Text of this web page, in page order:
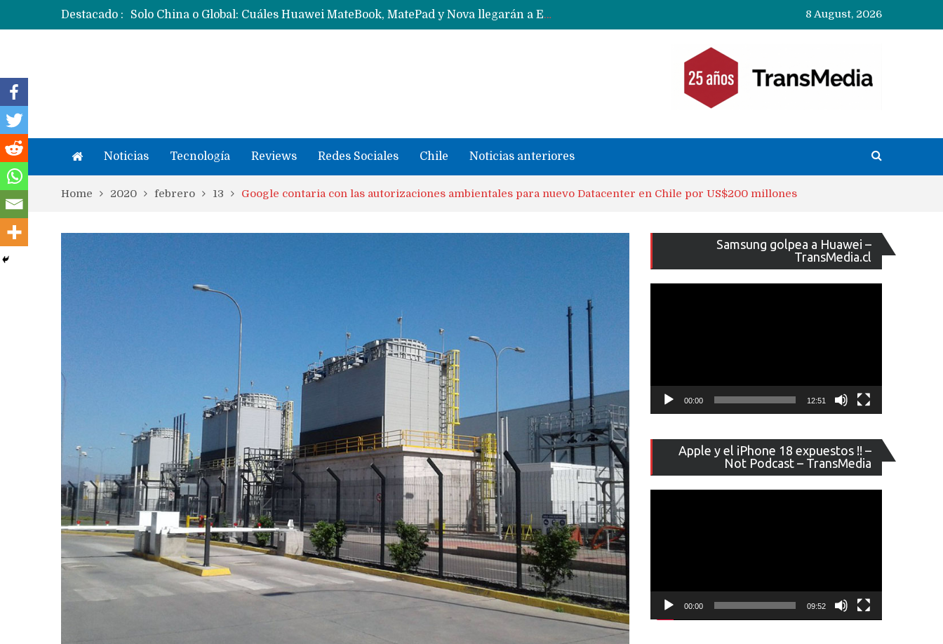
Destacado :
Data Centers de Huawei en Chile, México, Brasil,Perú y Argentina podrían verse afectados por arremetida de EE.UU
Fabricantes suben precios de teléfonos y ganan más dinero en un mercado donde Xiaomi alerta por no mejorar ventas
8 August, 2026
Noticias Tecnología Reviews Redes Sociales Chile Noticias anteriores
Home 2020 febrero 13 Google contaria con las autorizaciones ambientales para nuevo Datacenter en Chile por US$200 millones
Samsung golpea a Huawei –
TransMedia.cl
de
vídeo
00:00 12:51
Apple y el iPhone 18 expuestos !! –
Not Podcast – TransMedia
de
vídeo
00:00 09:52